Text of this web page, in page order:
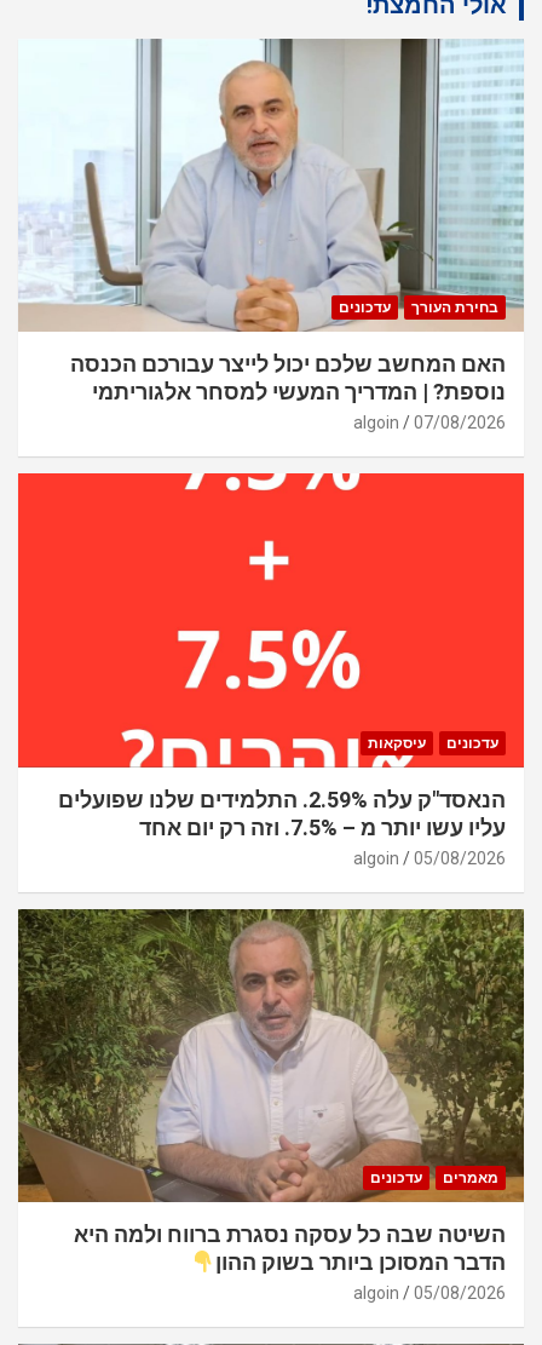
בחירת העורך עדכונים
האם המחשב שלכם יכול לייצר עבורכם הכנסה
נוספת? | המדריך המעשי למסחר אלגוריתמי
07/08/2026
algoin
עדכונים עיסקאות
הנאסד"ק עלה 2.59%. התלמידים שלנו שפועלים
עליו עשו יותר מ – 7.5%. וזה רק יום אחד
05/08/2026
algoin
מאמרים עדכונים
השיטה שבה כל עסקה נסגרת ברווח ולמה היא
הדבר המסוכן ביותר בשוק ההון
05/08/2026
algoin